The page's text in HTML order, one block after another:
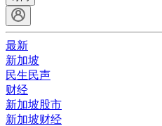
最新
新加坡
民生民声
财经
新加坡股市
新加坡财经